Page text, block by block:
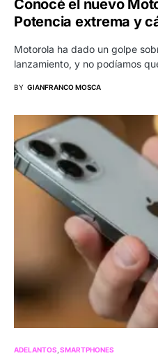
Conocé el nuevo
Potencia extrema y
Motorola ha dado un golpe
lanzamiento, y no podíamos
BY GIANFRANCO MOSCA
ADELANTOS SMARTPHONES